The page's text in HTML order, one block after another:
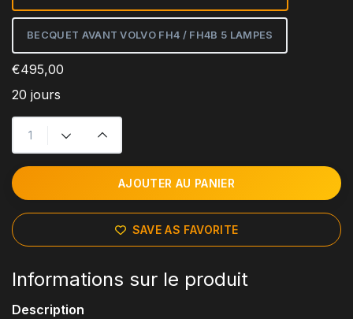
BECQUET AVANT VOLVO FH4 ​​​​/ FH4B 5 LAMPES
€495,00
20 jours
AJOUTER AU PANIER
SAVE AS FAVORITE
Informations sur le produit
Description